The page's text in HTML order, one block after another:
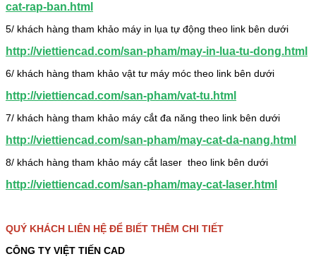
cat-rap-ban.html
5/ khách hàng tham khảo máy in lụa tự động theo link bên dưới
http://viettiencad.com/san-pham/may-in-lua-tu-dong.html
6/ khách hàng tham khảo vật tư máy móc theo link bên dưới
http://viettiencad.com/san-pham/vat-tu.html
7/ khách hàng tham khảo máy cắt đa năng theo link bên dưới
http://viettiencad.com/san-pham/may-cat-da-nang.html
8/ khách hàng tham khảo máy cắt laser theo link bên dưới
http://viettiencad.com/san-pham/may-cat-laser.html
QUÝ KHÁCH LIÊN HỆ ĐỂ BIẾT THÊM CHI TIẾT
CÔNG TY VIỆT TIẾN CAD